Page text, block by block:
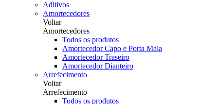
Aditivos
Amortecedores
Voltar
Amortecedores
Todos os produtos
Amortecedor Capo e Porta Mala
Amortecedor Traseiro
Amortecedor Dianteiro
Arrefecimento
Voltar
Arrefecimento
Todos os produtos